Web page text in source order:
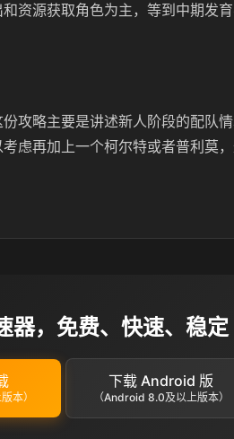
资源获取角色为主，等到中期发
攻略主要是讲述新人阶段的配队
虑再加上一个柯尔特或者普利莫
器，免费、快速、稳定
本）
下载 Android 版
（Android 8.0及以上版本）